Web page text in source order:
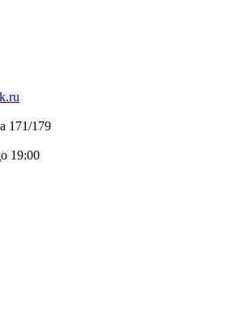
171/179
19:00